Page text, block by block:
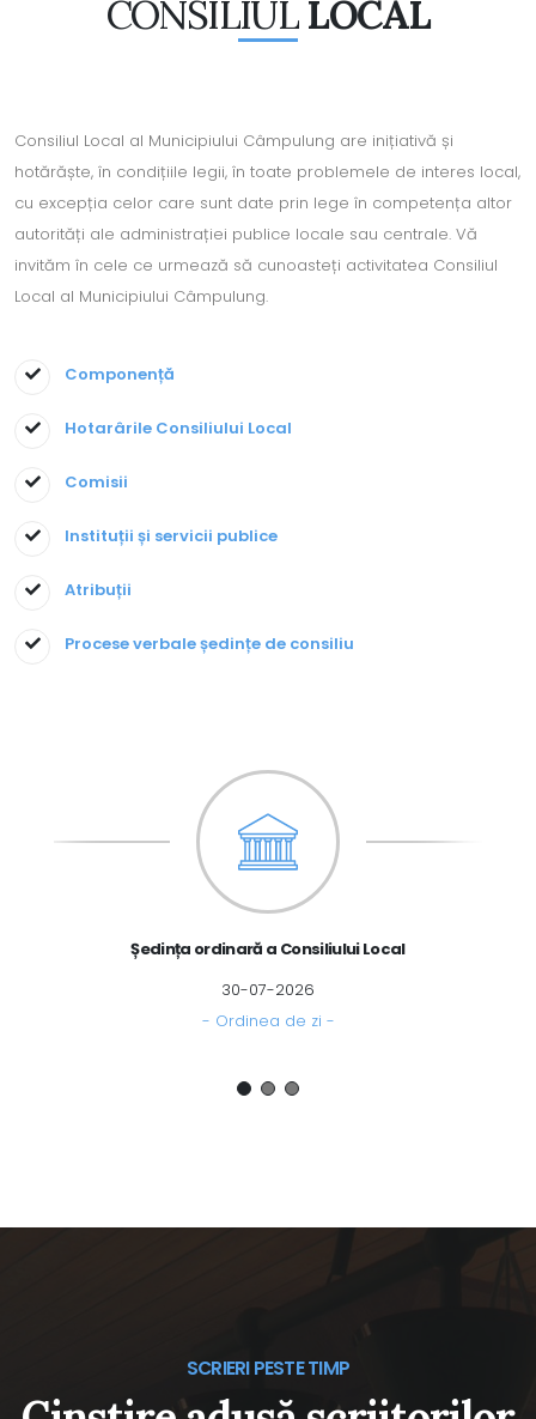
CONSILIUL LOCAL
Consiliul Local al Municipiului Câmpulung are inițiativă și
hotărăște, în condițiile legii, în toate problemele de interes local,
cu excepția celor care sunt date prin lege în competența altor
autorități ale administrației publice locale sau centrale. Vă
invităm în cele ce urmează să cunoasteți activitatea Consiliul
Local al Municipiului Câmpulung.
Componență
Hotarârile Consiliului Local
Comisii
Instituții și servicii publice
Atribuții
Procese verbale ședințe de consiliu
Ședința extraordinară a Consiliului Local
10-07-2026
- Ordinea de zi -
SCRIERI PESTE TIMP